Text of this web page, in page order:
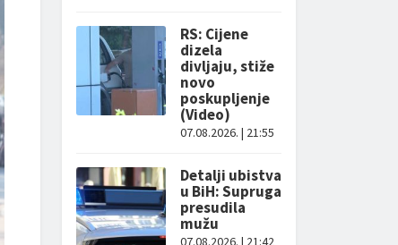
RS: Cijene
dizela
divljaju, stiže
novo
poskupljenje
(Video)
07.08.2026. | 21:55
Detalji ubistva
u BiH: Supruga
presudila
mužu
07.08.2026. | 21:42